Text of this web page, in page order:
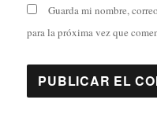
Guarda mi nombre,
para la próxima vez que